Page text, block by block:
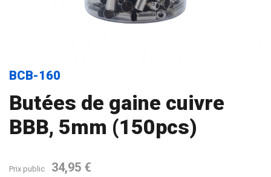
BCB-160
Butées de gaine cuivre
BBB, 5mm (150pcs)
Prix public 34,95 €